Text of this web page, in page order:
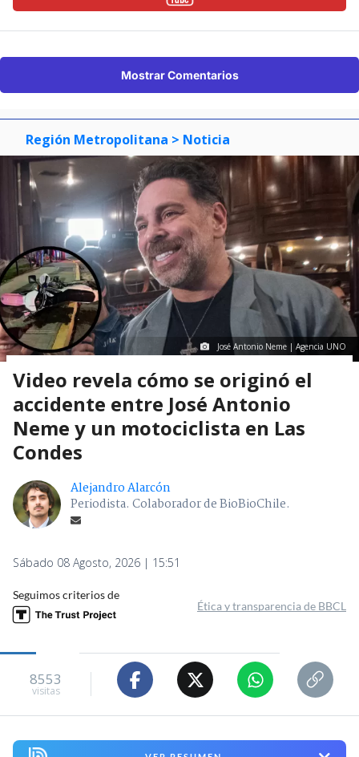
Mostrar Comentarios
Región Metropolitana > Noticia
José Antonio Neme | Agencia UNO
Video revela cómo se originó el
accidente entre José Antonio
Neme y un motociclista en Las
Condes
Alejandro Alarcón
Periodista. Colaborador de BioBioChile.
Sábado 08 Agosto, 2026 | 15:51
Seguimos criterios de
Ética y transparencia de BBCL
8553
visitas